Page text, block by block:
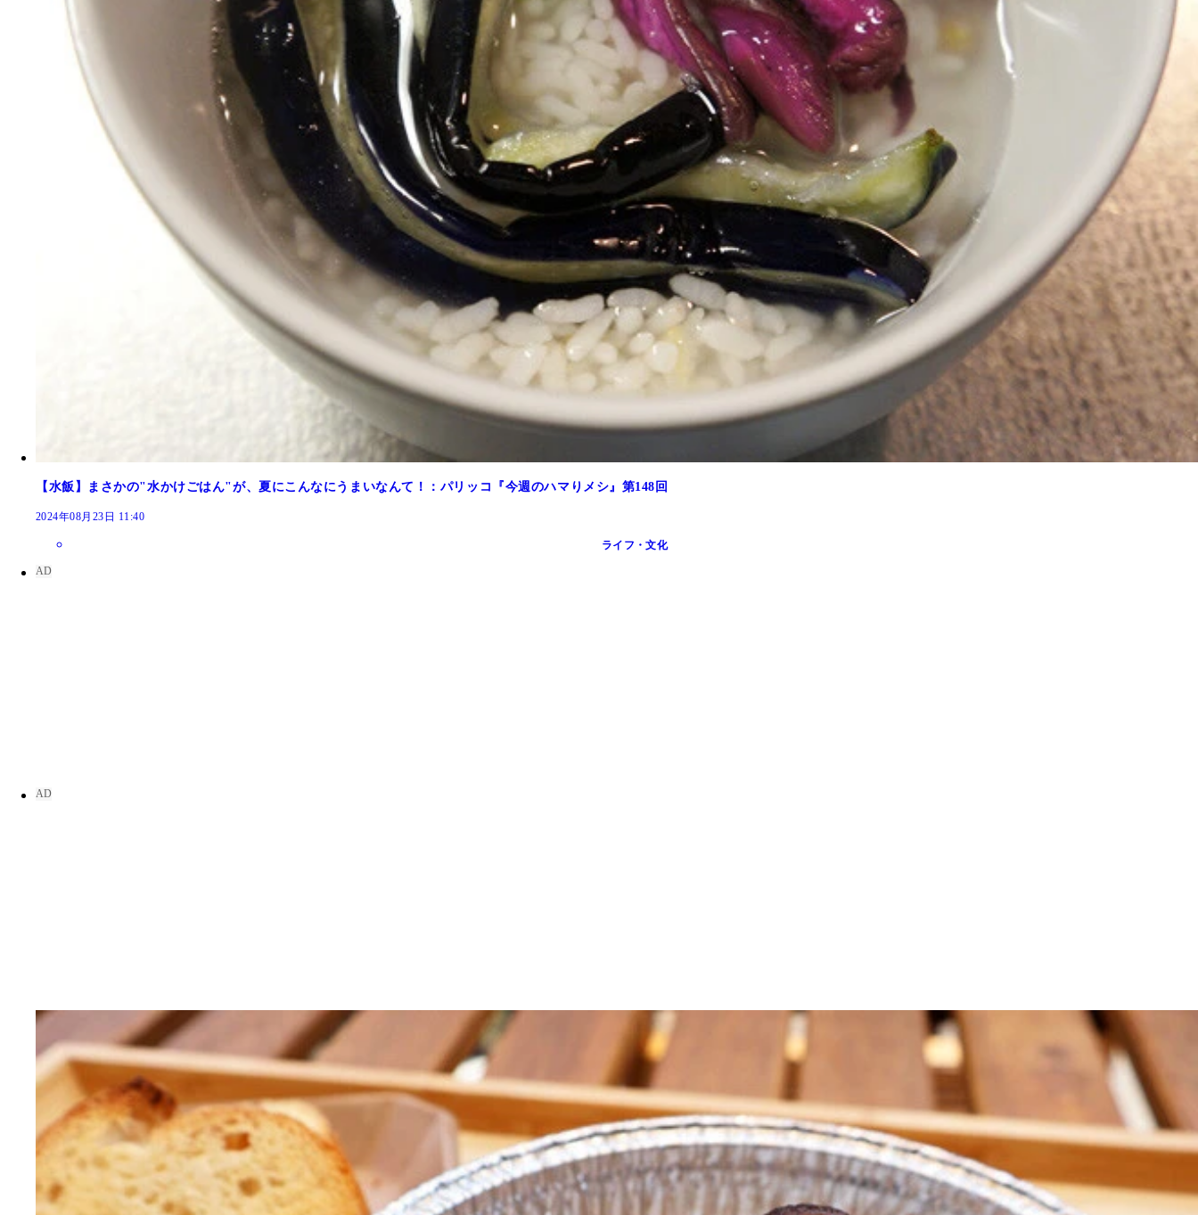
【水飯】まさかの"水かけごはん"が、夏にこんなにうまいなんて！：パリッコ『今週のハマりメシ』第148回
2024年08月23日 11:40
ライフ・文化